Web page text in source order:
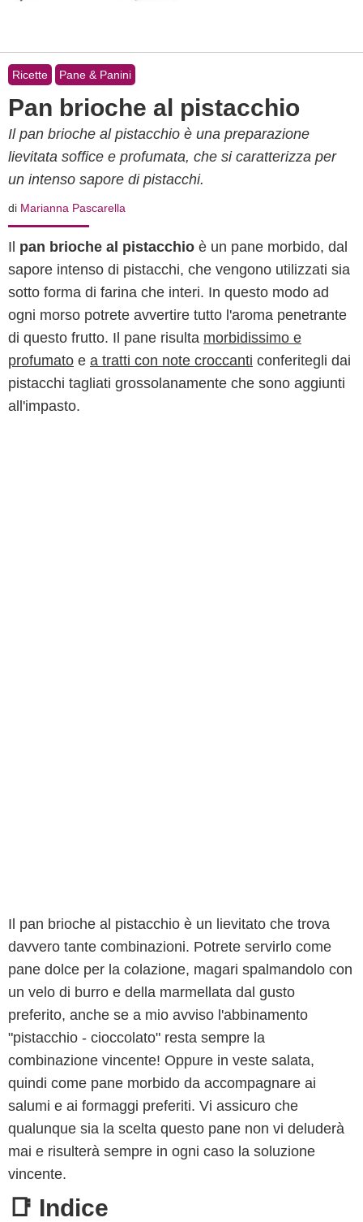
Ricette Pane & Panini
Pan brioche al pistacchio
Il pan brioche al pistacchio è una preparazione
lievitata soffice e profumata, che si caratterizza per
un intenso sapore di pistacchi.
di Marianna Pascarella
Il pan brioche al pistacchio è un pane morbido, dal
sapore intenso di pistacchi, che vengono utilizzati sia
sotto forma di farina che interi. In questo modo ad
ogni morso potrete avvertire tutto l'aroma penetrante
di questo frutto. Il pane risulta morbidissimo e
profumato e a tratti con note croccanti conferitegli dai
pistacchi tagliati grossolanamente che sono aggiunti
all'impasto.
Il pan brioche al pistacchio è un lievitato che trova
davvero tante combinazioni. Potrete servirlo come
pane dolce per la colazione, magari spalmandolo con
un velo di burro e della marmellata dal gusto
preferito, anche se a mio avviso l'abbinamento
"pistacchio - cioccolato" resta sempre la
combinazione vincente! Oppure in veste salata,
quindi come pane morbido da accompagnare ai
salumi e ai formaggi preferiti. Vi assicuro che
qualunque sia la scelta questo pane non vi deluderà
mai e risulterà sempre in ogni caso la soluzione
vincente.
📑 Indice